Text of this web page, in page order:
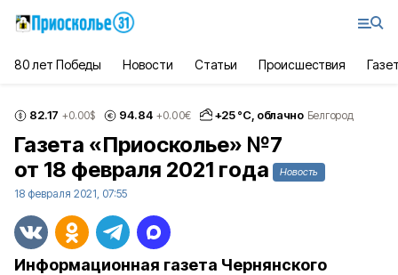
80 лет Победы Новости Статьи Происшествия
82.17 +0.00$ 94.84 +0.00€ +25°С, облачно Белгород
Газета «Приосколье» №7
от 18 февраля 2021 года
Новость
18 февраля 2021, 07:55
Информационная газета Чернянского